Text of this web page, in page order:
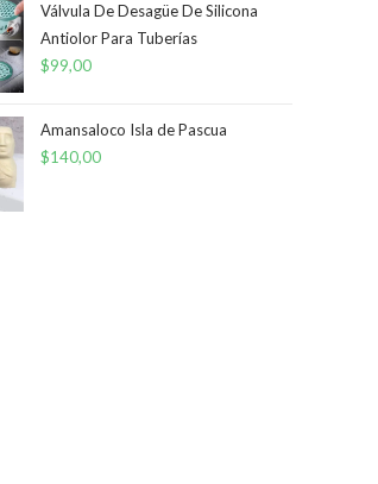
Válvula De Desagüe De Silicona
Antiolor Para Tuberías
$99,00
Amansaloco Isla de Pascua
$140,00